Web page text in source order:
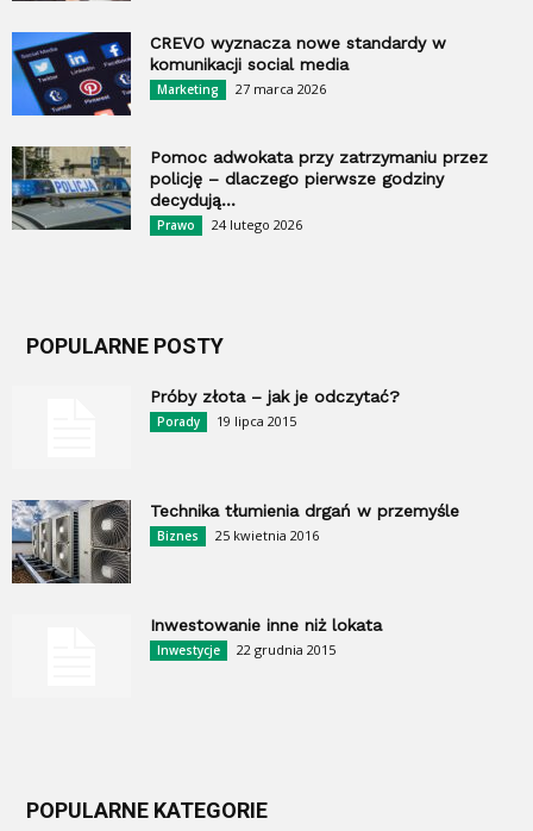
CREVO wyznacza nowe standardy w
komunikacji social media
Marketing 27 marca 2026
Pomoc adwokata przy zatrzymaniu przez
policję – dlaczego pierwsze godziny
decydują...
Prawo 24 lutego 2026
POPULARNE POSTY
Próby złota – jak je odczytać?
Porady 19 lipca 2015
Technika tłumienia drgań w przemyśle
Biznes 25 kwietnia 2016
Inwestowanie inne niż lokata
Inwestycje 22 grudnia 2015
POPULARNE KATEGORIE